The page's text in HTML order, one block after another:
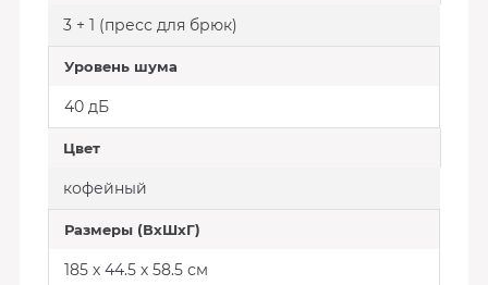
3 + 1 (пресс для брюк)
Уровень шума
40 дБ
Цвет
кофейный
Размеры (ВхШхГ)
185 х 44.5 х 58.5 см